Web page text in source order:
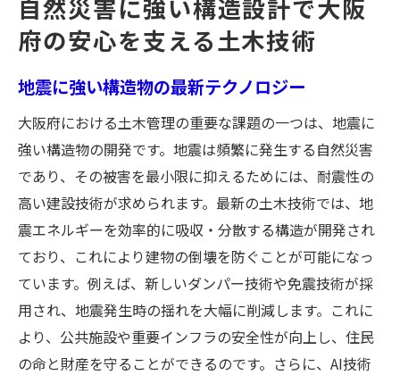
自然災害に強い構造設計で大阪
府の安心を支える土木技術
地震に強い構造物の最新テクノロジー
大阪府における土木管理の重要な課題の一つは、地震に
強い構造物の開発です。地震は頻繁に発生する自然災害
であり、その被害を最小限に抑えるためには、耐震性の
高い建設技術が求められます。最新の土木技術では、地
震エネルギーを効率的に吸収・分散する構造が開発され
ており、これにより建物の倒壊を防ぐことが可能になっ
ています。例えば、新しいダンパー技術や免震技術が採
用され、地震発生時の揺れを大幅に削減します。これに
より、公共施設や重要インフラの安全性が向上し、住民
の命と財産を守ることができるのです。さらに、AI技術